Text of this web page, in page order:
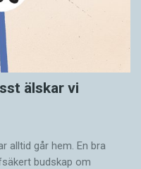
älskar vi
alltid går hem. En bra
budskap om